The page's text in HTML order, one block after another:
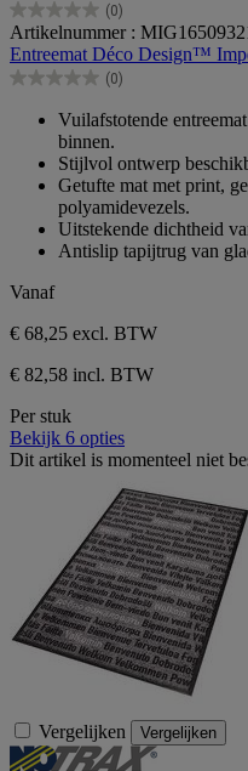
(0)
0.0
van
de
5
Artikelnummer :
Entreemat Déco Design™
(0)
0.0
sterren.
Vuilafstotende
binnen.
Stijlvol ontwerp
Getufte mat met print,
polyamidevezels.
Uitstekende dichtheid
Antislip tapijtrug van
Vanaf
€ 68,25 excl. BTW
€ 82,58 incl. BTW
Per stuk
Bekijk 6 opties
Dit artikel is momenteel niet
Vergelijken Vergelijken